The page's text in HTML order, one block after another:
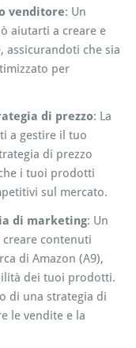
venditore: Un
aiutarti a creare e
assicurandoti che sia
per
di prezzo: La
a gestire il tuo
di prezzo
i tuoi prodotti
sul mercato.
di marketing: Un
contenuti
di Amazon (A9),
dei tuoi prodotti.
di una strategia di
le vendite e la